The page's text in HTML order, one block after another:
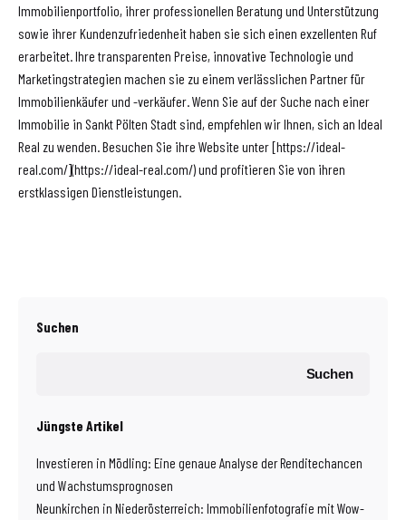
Immobilienportfolio, ihrer professionellen Beratung und Unterstützung
sowie ihrer Kundenzufriedenheit haben sie sich einen exzellenten Ruf
erarbeitet. Ihre transparenten Preise, innovative Technologie und
Marketingstrategien machen sie zu einem verlässlichen Partner für
Immobilienkäufer und -verkäufer. Wenn Sie auf der Suche nach einer
Immobilie in Sankt Pölten Stadt sind, empfehlen wir Ihnen, sich an Ideal
Real zu wenden. Besuchen Sie ihre Website unter [https://ideal-
real.com/](https://ideal-real.com/) und profitieren Sie von ihren
erstklassigen Dienstleistungen.
Suchen
Suchen
Jüngste Artikel
Investieren in Mödling: Eine genaue Analyse der Renditechancen
und Wachstumsprognosen
Neunkirchen in Niederösterreich: Immobilienfotografie mit Wow-